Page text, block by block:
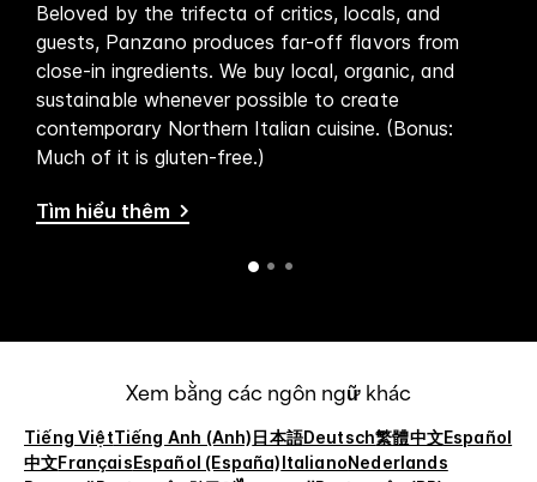
Beloved by the trifecta of critics, locals, and
guests, Panzano produces far-off flavors from
close-in ingredients. We buy local, organic, and
sustainable whenever possible to create
contemporary Northern Italian cuisine. (Bonus:
Much of it is gluten-free.)
Tìm hiểu thêm
Xem bằng các ngôn ngữ khác
Tiếng ViệtTiếng Anh (Anh)日本語Deutsch繁體中文Español
中文FrançaisEspañol (España)ItalianoNederlands